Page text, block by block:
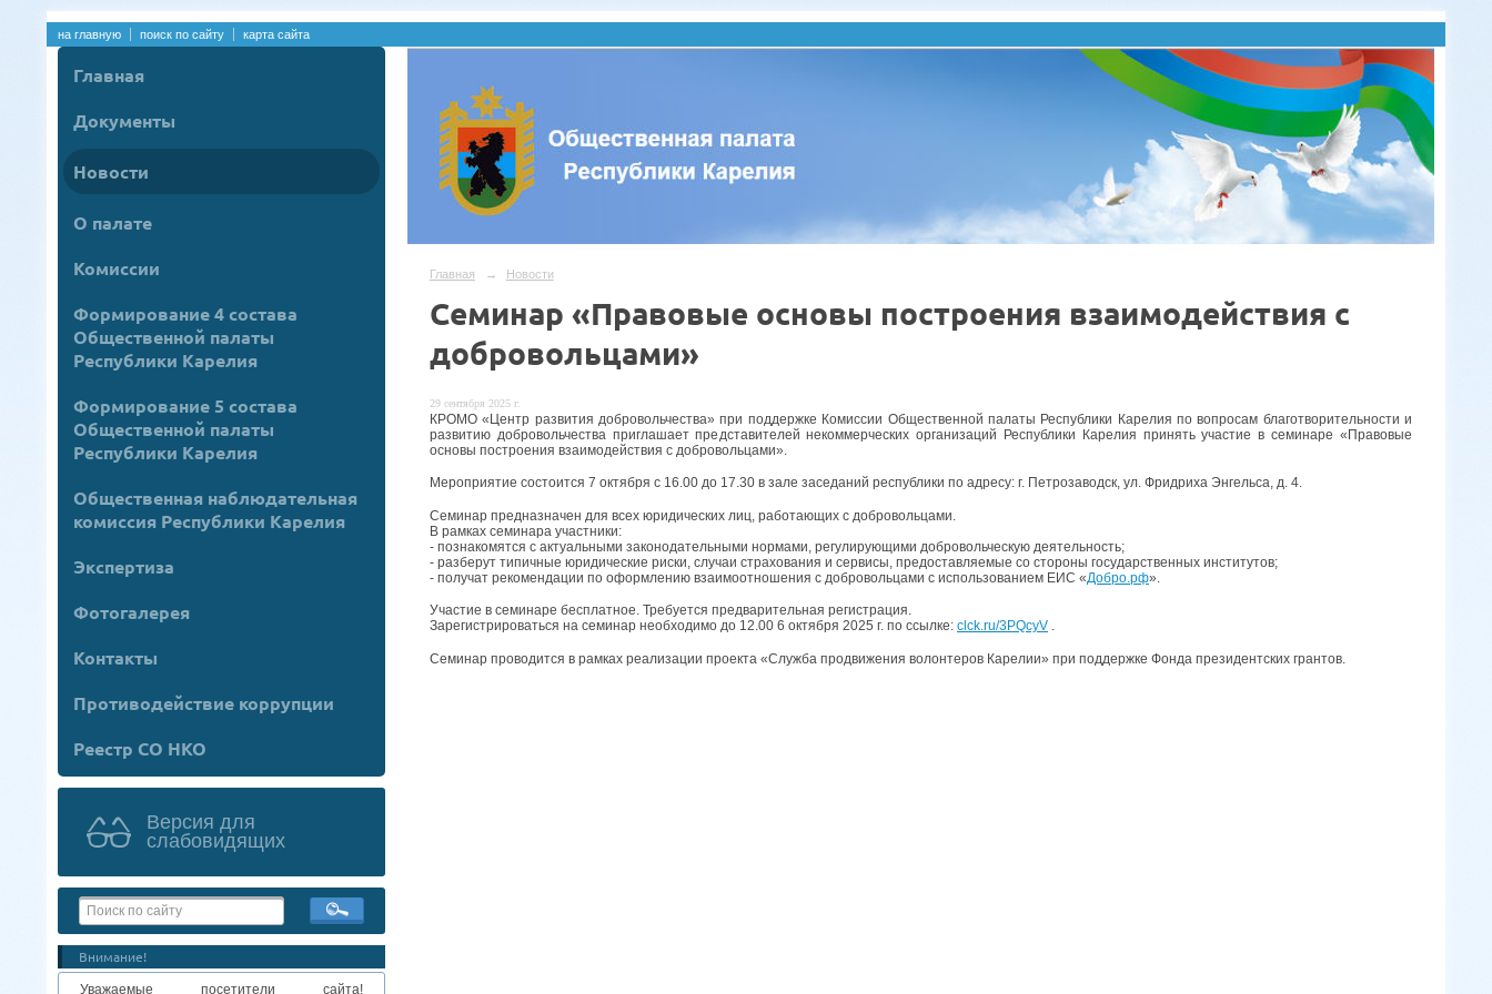
на главную поиск по сайту карта сайта
Главная
Документы
Новости
О палате
Комиссии
Формирование 4 состава
Общественной палаты
Республики Карелия
Формирование 5 состава
Общественной палаты
Республики Карелия
Общественная наблюдательная
комиссия Республики Карелия
Экспертиза
Фотогалерея
Контакты
Противодействие коррупции
Реестр СО НКО
Версия для
слабовидящих
Внимание!
Уважаемые посетители сайта!
Главная → Новости
Семинар «Правовые основы построения взаимодействия с
добровольцами»
29 сентября 2025 г.
КРОМО «Центр развития добровольчества» при поддержке Комиссии Общественной палаты Республики Карелия по вопросам благотворительности и
развитию добровольчества приглашает представителей некоммерческих организаций Республики Карелия принять участие в семинаре «Правовые
основы построения взаимодействия с добровольцами».
Мероприятие состоится 7 октября с 16.00 до 17.30 в зале заседаний республики по адресу: г. Петрозаводск, ул. Фридриха Энгельса, д. 4.
Семинар предназначен для всех юридических лиц, работающих с добровольцами.
В рамках семинара участники:
- познакомятся с актуальными законодательными нормами, регулирующими добровольческую деятельность;
- разберут типичные юридические риски, случаи страхования и сервисы, предоставляемые со стороны государственных институтов;
- получат рекомендации по оформлению взаимоотношения с добровольцами с использованием ЕИС «Добро.рф».
Участие в семинаре бесплатное. Требуется предварительная регистрация.
Зарегистрироваться на семинар необходимо до 12.00 6 октября 2025 г. по ссылке: clck.ru/3PQcyV .
Семинар проводится в рамках реализации проекта «Служба продвижения волонтеров Карелии» при поддержке Фонда президентских грантов.